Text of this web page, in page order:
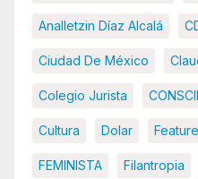
Analletzin Díaz Alcalá
Ciudad De México
Colegio Jurista
Cultura Dolar
FEMINISTA Filantropia